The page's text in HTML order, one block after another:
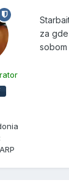
za
sobom